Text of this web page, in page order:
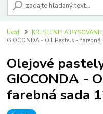
Úvod KRESLENIE A RYSOVANIE
GIOCONDA - Oil Pastels - farebná
Olejové
GIOCONDA -
farebná sada